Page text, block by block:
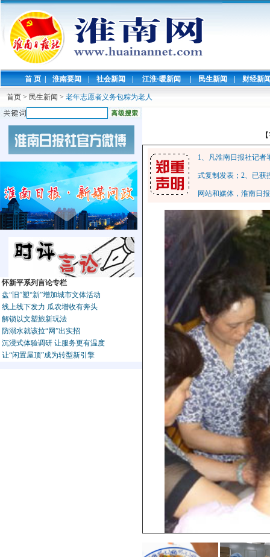
首 页 | 淮南要闻 | 社会新闻 | 江淮·暖新闻 | 民生新闻 | 财经新
首页 > 民生新闻 > 老年志愿者义务包粽为老人
怀新平系列言论专栏
盘“旧”塑“新”增加城市文体活动
线上线下发力 瓜农增收有奔头
解锁以文塑旅新玩法
防溺水就该拉“网”出实招
沉浸式体验调研 让服务更有温度
让“闲置屋顶”成为转型新引擎
1、凡淮南日报社记
式复制发表；2、已获
网站和媒体，淮南日
端午节吃粽子是我国古老的习俗